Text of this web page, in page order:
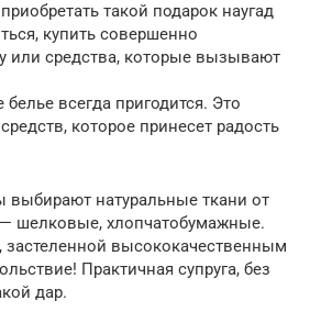
такой подарок наугад
купить совершенно
или средства, которые вызывают
всегда пригодится. Это
которое принесет радость
натуральные ткани от
шелковые, хлопчатобумажные.
застеленной высококачественным
Практичная супруга, без
дар.